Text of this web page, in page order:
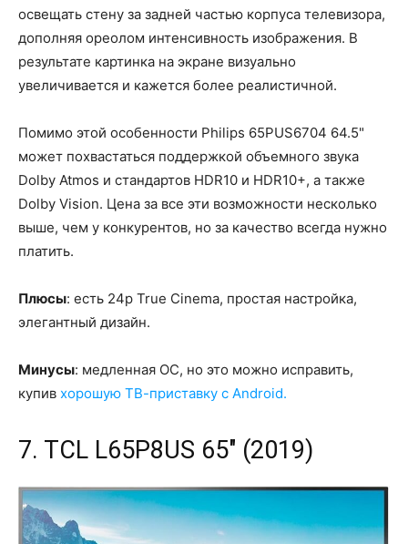
освещать стену за задней частью корпуса телевизора,
дополняя ореолом интенсивность изображения. В
результате картинка на экране визуально
увеличивается и кажется более реалистичной.
Помимо этой особенности Philips 65PUS6704 64.5"
может похвастаться поддержкой объемного звука
Dolby Atmos и стандартов HDR10 и HDR10+, а также
Dolby Vision. Цена за все эти возможности несколько
выше, чем у конкурентов, но за качество всегда нужно
платить.
Плюсы: есть 24p True Cinema, простая настройка,
элегантный дизайн.
Минусы: медленная ОС, но это можно исправить,
купив хорошую ТВ-приставку с Android.
7. TCL L65P8US 65" (2019)